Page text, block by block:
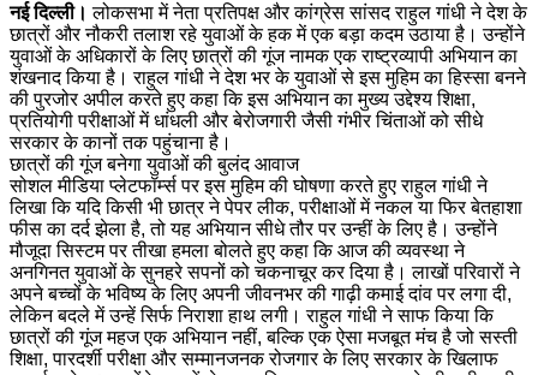
नई दिल्ली। लोकसभा में नेता प्रतिपक्ष और कांग्रेस सांसद राहुल गांधी ने देश के
छात्रों और नौकरी तलाश रहे युवाओं के हक में एक बड़ा कदम उठाया है। उन्होंने
युवाओं के अधिकारों के लिए छात्रों की गूंज नामक एक राष्ट्रव्यापी अभियान का
शंखनाद किया है। राहुल गांधी ने देश भर के युवाओं से इस मुहिम का हिस्सा बनने
की पुरजोर अपील करते हुए कहा कि इस अभियान का मुख्य उद्देश्य शिक्षा,
प्रतियोगी परीक्षाओं में धांधली और बेरोजगारी जैसी गंभीर चिंताओं को सीधे
सरकार के कानों तक पहुंचाना है।
छात्रों की गूंज बनेगा युवाओं की बुलंद आवाज
सोशल मीडिया प्लेटफॉर्म्स पर इस मुहिम की घोषणा करते हुए राहुल गांधी ने
लिखा कि यदि किसी भी छात्र ने पेपर लीक, परीक्षाओं में नकल या फिर बेतहाशा
फीस का दर्द झेला है, तो यह अभियान सीधे तौर पर उन्हीं के लिए है। उन्होंने
मौजूदा सिस्टम पर तीखा हमला बोलते हुए कहा कि आज की व्यवस्था ने
अनगिनत युवाओं के सुनहरे सपनों को चकनाचूर कर दिया है। लाखों परिवारों ने
अपने बच्चों के भविष्य के लिए अपनी जीवनभर की गाढ़ी कमाई दांव पर लगा दी,
लेकिन बदले में उन्हें सिर्फ निराशा हाथ लगी। राहुल गांधी ने साफ किया कि
छात्रों की गूंज महज एक अभियान नहीं, बल्कि एक ऐसा मजबूत मंच है जो सस्ती
शिक्षा, पारदर्शी परीक्षा और सम्मानजनक रोजगार के लिए सरकार के खिलाफ